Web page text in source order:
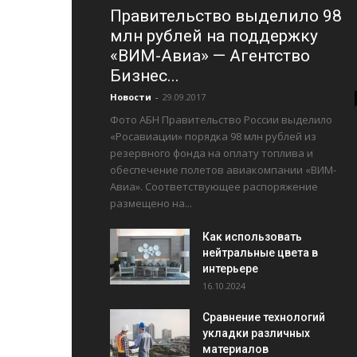
Правительство выделило 98
млн рублей на поддержку
«ВИМ-Авиа» — Агентство
Бизнес...
Новости - 29.09.2017
Фото АБН Правительство России выделило
«Росавиации» порядка 98 млн рублей из
резервного фонда на оплату топлива и
обеспечение полетов авиакомпании «ВИМ-
Авиа». Соответствующее распоряжение
размещено на...
Как использовать
нейтральные цвета в
интерьере
16.10.2024
Сравнение технологий
укладки различных
материалов